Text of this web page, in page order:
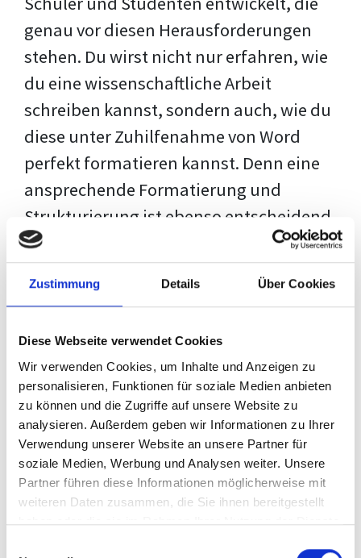
Zustimmung Details Über Cookies
Diese Webseite verwendet Cookies
Wir verwenden Cookies, um Inhalte und Anzeigen zu
personalisieren, Funktionen für soziale Medien anbieten
zu können und die Zugriffe auf unsere Website zu
analysieren. Außerdem geben wir Informationen zu Ihrer
Verwendung unserer Website an unsere Partner für
soziale Medien, Werbung und Analysen weiter. Unsere
Partner führen diese Informationen möglicherweise mit
weiteren Daten zusammen, die Sie ihnen bereitgestellt
haben oder die sie im Rahmen Ihrer Nutzung der Dienste
genau vor diesen Herausforderungen
stehen. Du wirst nicht nur erfahren, wie
du eine wissenschaftliche Arbeit
schreiben kannst, sondern auch, wie du
diese unter Zuhilfenahme von Word
perfekt formatieren kannst. Denn eine
ansprechende Formatierung und
Strukturierung ist ebenso entscheidend
wie der Inhalt selbst. Jeder Prüfer hat
eigene Erwartungen, und unsere
Schulung ist so konzipiert, dass sie dir
deiner individuellen Vorlage zeigt,
anstatt eine Einheitslösung zu bieten.
Der Prozess des wissenschaftlichen
Schreibens kann ohne das richtige
Wissen eine große Herausforderung
darstellen. Jedoch, ausgestattet mit
denTechniken und Strategiendieses
Kurses, wird die Formatierung deiner